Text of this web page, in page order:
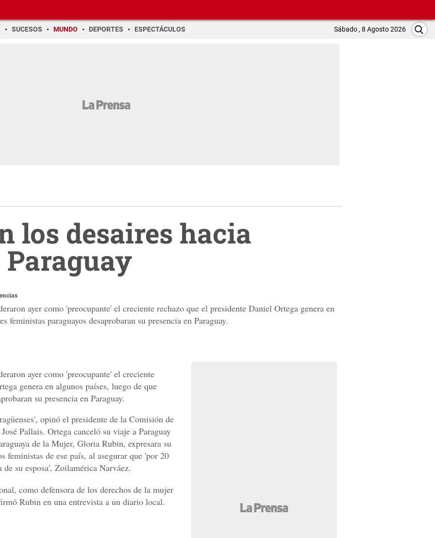
SUCESOS MUNDO DEPORTES ESPECTÁCULOS Sábado , 8 Agosto 2026
los desaires hacia
Paraguay
ayer como 'preocupante' el creciente rechazo que el presidente Daniel Ortega genera en
feministas paraguayos desaprobaran su presencia en Paraguay.
ayer como 'preocupante' el creciente
genera en algunos países, luego de que
su presencia en Paraguay.
opinó el presidente de la Comisión de
Pallais. Ortega canceló su viaje a Paraguay
de la Mujer, Gloria Rubin, expresara su
feministas de ese país, al asegurar que 'por 20
su esposa', Zoilamérica Narváez.
como defensora de los derechos de la mujer
Rubin en una entrevista a un diario local.